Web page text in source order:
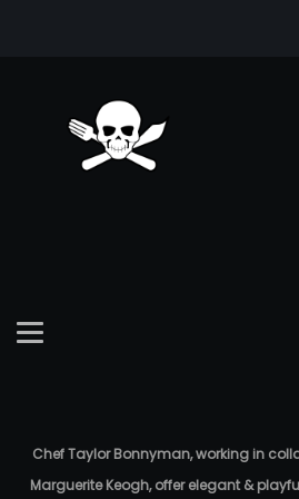
Chef Taylor Bonnyman, working in
Marguerite Keogh, offer elegant &